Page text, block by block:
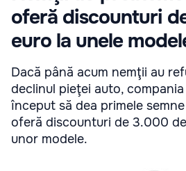
oferă discounturi
euro la unele
Dacă până acum nemţii au
declinul pieţei auto,
început să dea primele
oferă discounturi de 3.000
unor modele.